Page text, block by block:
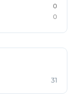
0
0
31